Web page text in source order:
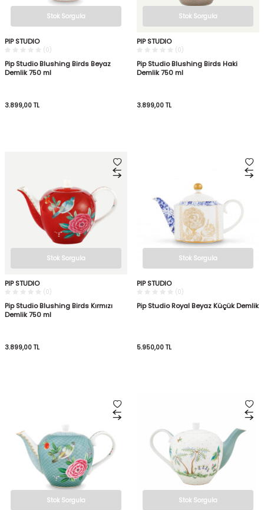
Stok Sorgula
PIP STUDIO
(0)
Pip Studio Blushing Birds Beyaz
Demlik 750 ml
3.899,00 TL
Stok Sorgula
PIP STUDIO
(0)
Pip Studio Blushing Birds Haki
Demlik 750 ml
3.899,00 TL
Stok Sorgula
PIP STUDIO
(0)
Pip Studio Blushing Birds Kırmızı
Demlik 750 ml
3.899,00 TL
Stok Sorgula
PIP STUDIO
(0)
Pip Studio Royal Beyaz Küçük Demlik
5.950,00 TL
Stok Sorgula Stok Sorgula